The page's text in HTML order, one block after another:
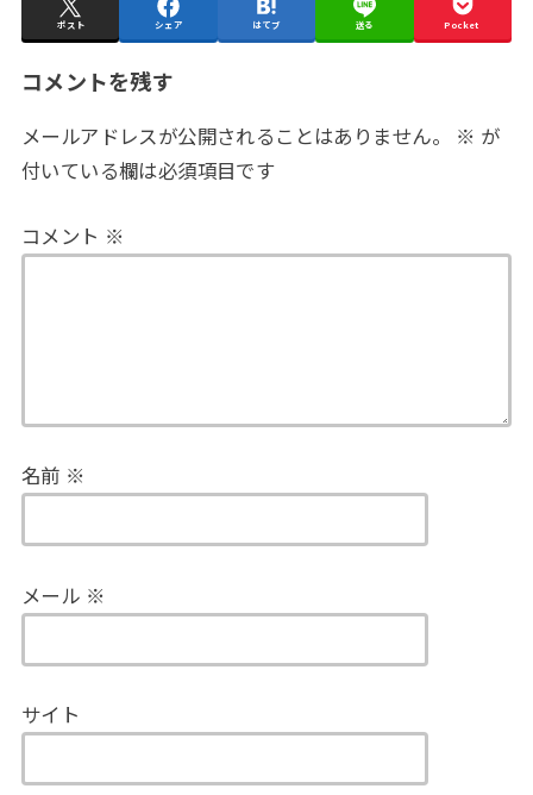
ポスト シェア はてブ 送る Pocket
コメントを残す
メールアドレスが公開されることはありません。 ※ が
付いている欄は必須項目です
コメント ※
名前 ※
メール ※
サイト